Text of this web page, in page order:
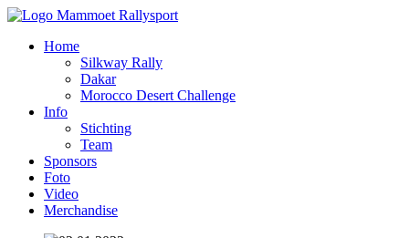
Home
Silkway Rally
Dakar
Morocco Desert Challenge
Info
Stichting
Team
Sponsors
Foto
Video
Merchandise